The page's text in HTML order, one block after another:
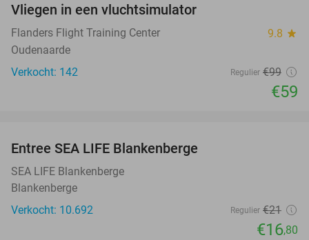
Vliegen in een vluchtsimulator
Flanders Flight Training Center 9.8 star
Oudenaarde
Verkocht: 142
Regulier €99
€59
Entree SEA LIFE Blankenberge
SEA LIFE Blankenberge
Blankenberge
Verkocht: 10.692
Regulier €21
€16,80